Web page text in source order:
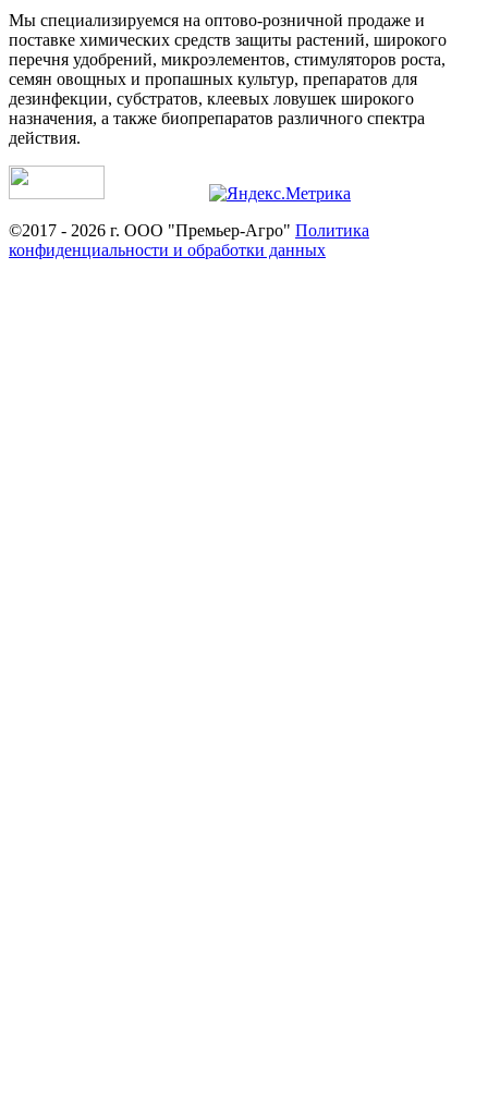
Мы специализируемся на оптово-розничной продаже и
поставке химических средств защиты растений, широкого
перечня удобрений, микроэлементов, стимуляторов роста,
семян овощных и пропашных культур, препаратов для
дезинфекции, субстратов, клеевых ловушек широкого
назначения, а также биопрепаратов различного спектра
действия.
©2017 - 2026 г. ООО "Премьер-Агро" Политика
конфиденциальности и обработки данных